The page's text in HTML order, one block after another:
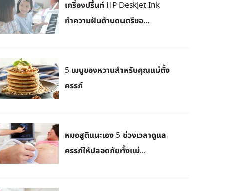
เครื่องปริ้นท์ HP DeskJet Ink
ทำความฝันด้านดนตรีขอ...
5 เมนูของหวานสำหรับคุณแม่ตั้ง
ครรภ์
หมอสูติแนะเอง 5 ช่วงเวลาดูแล
ครรภ์ให้ปลอดภัยทั้งแม่...